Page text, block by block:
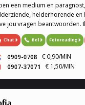
een medium en
helderhorende en
jou vragen beantwoorden.
kaarten en geef engelen
Mijn specialiteit is
Chat Bel Fotoreading
0909-0708
€ 0,90/MIN
0907-37071
€ 1,50/MIN